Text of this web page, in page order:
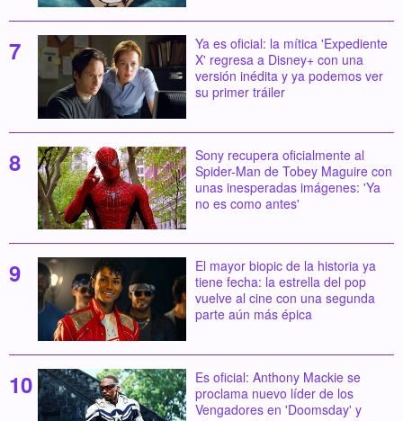
Ya es oficial: la mítica 'Expediente
X' regresa a Disney+ con una
versión inédita y ya podemos ver
su primer tráiler
Sony recupera oficialmente al
Spider-Man de Tobey Maguire con
unas inesperadas imágenes: 'Ya
no es como antes'
El mayor biopic de la historia ya
tiene fecha: la estrella del pop
vuelve al cine con una segunda
parte aún más épica
Es oficial: Anthony Mackie se
proclama nuevo líder de los
Vengadores en 'Doomsday' y